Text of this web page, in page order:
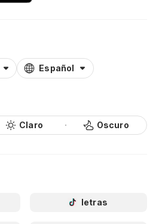
Español
Claro Oscuro
letras